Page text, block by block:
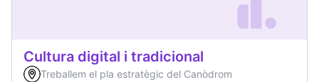
Cultura digital i tradicional
Treballem el pla estratègic del Canòdrom